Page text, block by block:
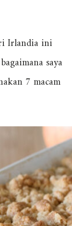
Irlandia ini
saya
7 macam